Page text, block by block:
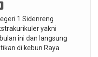
1 Sidenreng
yakni
ini dan langsung
di kebun Raya